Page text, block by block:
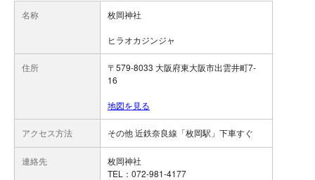
名称 枚岡神社
ヒラオカジンジャ
住所
〒579-8033 大阪府東大阪市出雲井町7-
16
地図を見る
アクセス方法 その他 近鉄奈良線「枚岡駅」下車すぐ
連絡先
枚岡神社
TEL：072-981-4177